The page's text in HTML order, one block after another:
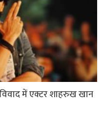
में एक्टर शाहरुख खान